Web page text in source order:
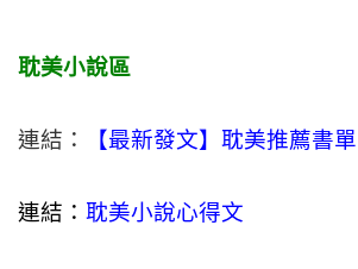
耽美小說區
連結： 【最新發文】耽美推薦書單
連結： 耽美小說心得文